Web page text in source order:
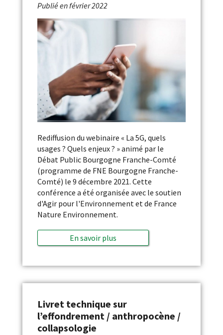
Publié enfévrier 2022
Rediffusion du webinaire « La 5G, quels
usages ? Quels enjeux ? » animé par le
Débat Public Bourgogne Franche-Comté
(programme de FNE Bourgogne Franche-
Comté) le 9 décembre 2021. Cette
conférence a été organisée avec le soutien
d'Agir pour l'Environnement et de France
Nature Environnement.
En savoir plus
Livret technique sur
l’effondrement / anthropocène /
collapsologie